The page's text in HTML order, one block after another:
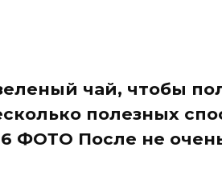
чай, чтобы
полезных
ФОТО После не